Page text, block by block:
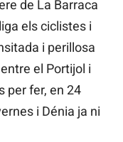
de La Barraca
els ciclistes i
i perillosa
el Portijol i
per fer, en 24
i Dénia ja ni